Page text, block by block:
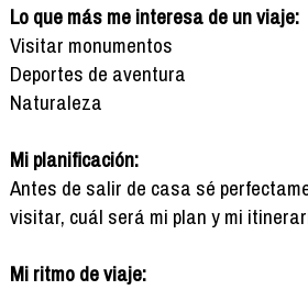
Lo que más me interesa de un viaje:
Visitar monumentos
Deportes de aventura
Naturaleza
Mi planificación:
Antes de salir de casa sé
visitar, cuál será mi plan y mi
Mi ritmo de viaje: